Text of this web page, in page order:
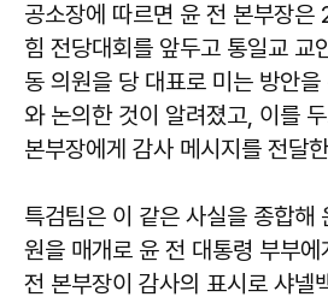
공소장에 따르면 윤 전 본부장
힘 전당대회를 앞두고 통일교 교
동 의원을 당 대표로 미는 방안을
와 논의한 것이 알려졌고, 이를
본부장에게 감사 메시지를 전달
특검팀은 이 같은 사실을 종합해
원을 매개로 윤 전 대통령 부부
전 본부장이 감사의 표시로 샤넬